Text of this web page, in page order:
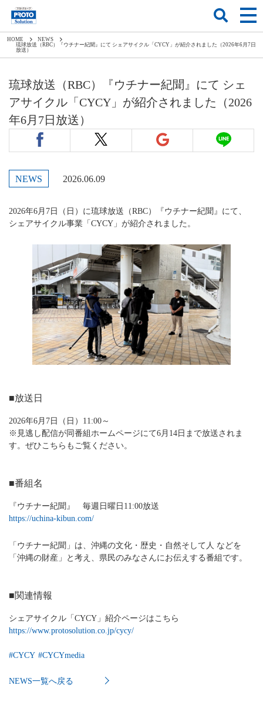
HOME
NEWS
琉球放送（RBC）『ウチナー紀聞』にて シェアサイクル「CYCY」が紹介されました（2026年6月7日
放送）
琉球放送（RBC）『ウチナー紀聞』にて シェ
アサイクル「CYCY」が紹介されました（2026
年6月7日放送）
NEWS 2026.06.09
2026年6月7日（日）に琉球放送（RBC）『ウチナー紀聞』にて、
シェアサイクル事業「CYCY」が紹介されました。
■放送日
2026年6月7日（日）11:00～
※見逃し配信が同番組ホームページにて6月14日まで放送されま
す。ぜひこちらもご覧ください。
■番組名
『ウチナー紀聞』 毎週日曜日11:00放送
https://uchina-kibun.com/
「ウチナー紀聞」は、沖縄の文化・歴史・自然そして人 などを
「沖縄の財産」と考え、県民のみなさんにお伝えする番組です。
■関連情報
シェアサイクル「CYCY」紹介ページはこちら
https://www.protosolution.co.jp/cycy/
#CYCY #CYCYmedia
NEWS一覧へ戻る